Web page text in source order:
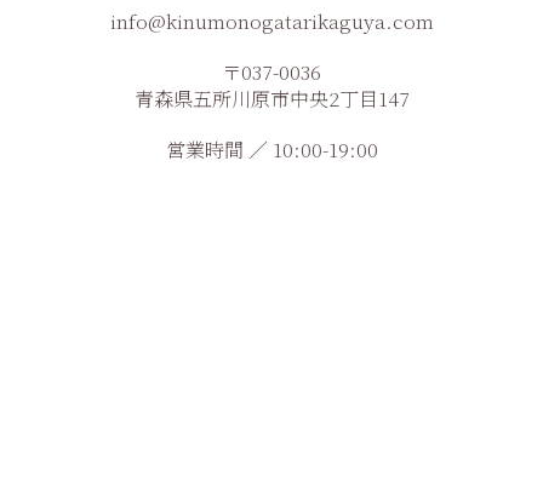
info@kinumonogatarikaguya.com
〒037-0036
青森県五所川原市中央2丁目147
営業時間 ／ 10:00-19:00